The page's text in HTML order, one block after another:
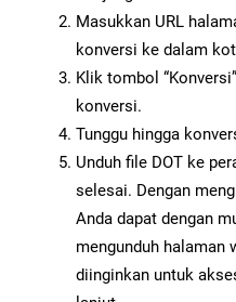
Masukkan URL
konversi ke dalam
Klik tombol
konversi.
Tunggu hingga
Unduh file DOT ke
selesai. Dengan
Anda dapat dengan
mengunduh halaman
diinginkan untuk